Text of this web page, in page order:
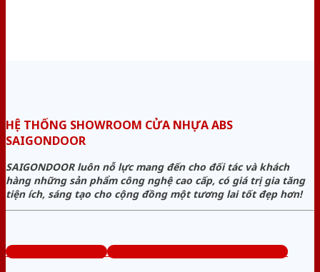
HỆ THỐNG SHOWROOM CỬA NHỰA ABS
SAIGONDOOR
SAIGONDOOR luôn nỗ lực mang đến cho đối tác và khách
hàng những sản phẩm công nghệ cao cấp, có giá trị gia tăng
tiện ích, sáng tạo cho cộng đồng một tương lai tốt đẹp hơn!
www.cuanhuaabs.org Tổng đài tư vấn miễn phí: 0824.400.400